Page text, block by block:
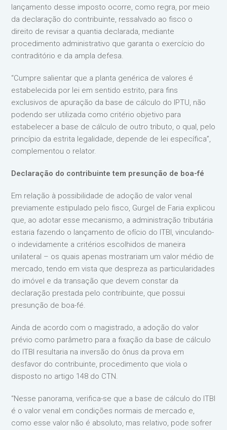
lançamento desse imposto ocorre, como regra, por meio
da declaração do contribuinte, ressalvado ao fisco o
direito de revisar a quantia declarada, mediante
procedimento administrativo que garanta o exercício do
contraditório e da ampla defesa.
“Cumpre salientar que a planta genérica de valores é
estabelecida por lei em sentido estrito, para fins
exclusivos de apuração da base de cálculo do IPTU, não
podendo ser utilizada como critério objetivo para
estabelecer a base de cálculo de outro tributo, o qual, pelo
princípio da estrita legalidade, depende de lei específica”,
complementou o relator.
Declaração do contribuinte tem presunção de boa-fé
Em relação à possibilidade de adoção de valor venal
previamente estipulado pelo fisco, Gurgel de Faria explicou
que, ao adotar esse mecanismo, a administração tributária
estaria fazendo o lançamento de ofício do ITBI, vinculando-
o indevidamente a critérios escolhidos de maneira
unilateral – os quais apenas mostrariam um valor médio de
mercado, tendo em vista que despreza as particularidades
do imóvel e da transação que devem constar da
declaração prestada pelo contribuinte, que possui
presunção de boa-fé.
Ainda de acordo com o magistrado, a adoção do valor
prévio como parâmetro para a fixação da base de cálculo
do ITBI resultaria na inversão do ônus da prova em
desfavor do contribuinte, procedimento que viola o
disposto no artigo 148 do CTN.
“Nesse panorama, verifica-se que a base de cálculo do ITBI
é o valor venal em condições normais de mercado e,
como esse valor não é absoluto, mas relativo, pode sofrer